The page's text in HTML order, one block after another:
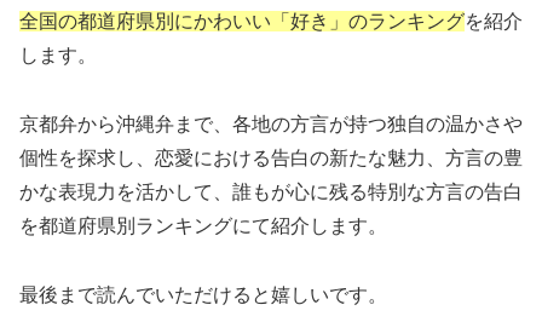
全国の都道府県別にかわいい「好き」のランキングを紹介
します。
京都弁から沖縄弁まで、各地の方言が持つ独自の温かさや
個性を探求し、恋愛における告白の新たな魅力、方言の豊
かな表現力を活かして、誰もが心に残る特別な方言の告白
を都道府県別ランキングにて紹介します。
最後まで読んでいただけると嬉しいです。